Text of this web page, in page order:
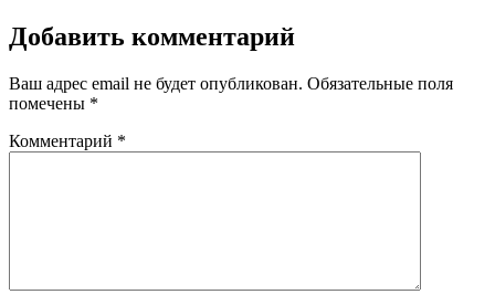
Добавить комментарий
Ваш адрес email не будет опубликован. Обязательные поля
помечены *
Комментарий *